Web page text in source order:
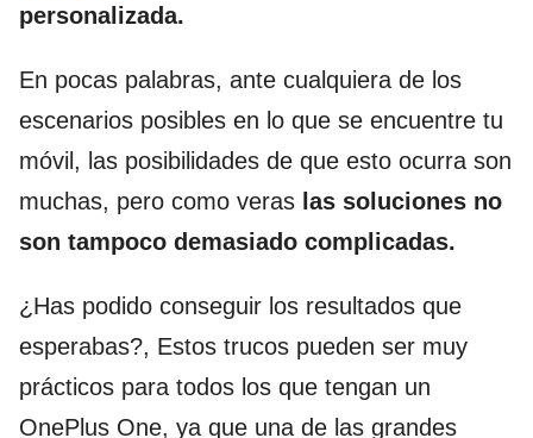
personalizada.
En pocas palabras, ante cualquiera de los
escenarios posibles en lo que se encuentre tu
móvil, las posibilidades de que esto ocurra son
muchas, pero como veras las soluciones no
son tampoco demasiado complicadas.
¿Has podido conseguir los resultados que
esperabas?, Estos trucos pueden ser muy
prácticos para todos los que tengan un
OnePlus One, ya que una de las grandes